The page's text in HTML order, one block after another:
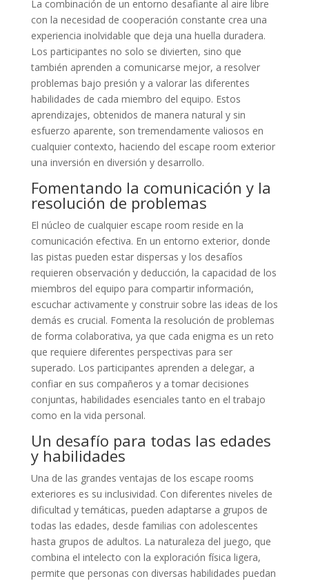
La combinación de un entorno desafiante al aire libre
con la necesidad de cooperación constante crea una
experiencia inolvidable que deja una huella duradera.
Los participantes no solo se divierten, sino que
también aprenden a comunicarse mejor, a resolver
problemas bajo presión y a valorar las diferentes
habilidades de cada miembro del equipo. Estos
aprendizajes, obtenidos de manera natural y sin
esfuerzo aparente, son tremendamente valiosos en
cualquier contexto, haciendo del escape room exterior
una inversión en diversión y desarrollo.
Fomentando la comunicación y la
resolución de problemas
El núcleo de cualquier escape room reside en la
comunicación efectiva. En un entorno exterior, donde
las pistas pueden estar dispersas y los desafíos
requieren observación y deducción, la capacidad de los
miembros del equipo para compartir información,
escuchar activamente y construir sobre las ideas de los
demás es crucial. Fomenta la resolución de problemas
de forma colaborativa, ya que cada enigma es un reto
que requiere diferentes perspectivas para ser
superado. Los participantes aprenden a delegar, a
confiar en sus compañeros y a tomar decisiones
conjuntas, habilidades esenciales tanto en el trabajo
como en la vida personal.
Un desafío para todas las edades
y habilidades
Una de las grandes ventajas de los escape rooms
exteriores es su inclusividad. Con diferentes niveles de
dificultad y temáticas, pueden adaptarse a grupos de
todas las edades, desde familias con adolescentes
hasta grupos de adultos. La naturaleza del juego, que
combina el intelecto con la exploración física ligera,
permite que personas con diversas habilidades puedan